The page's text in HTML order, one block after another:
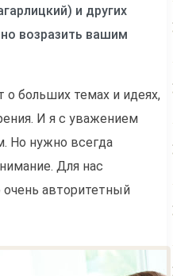
и других
возразить вашим
о больших темах и идеях,
И я с уважением
Но нужно всегда
Для нас
авторитетный